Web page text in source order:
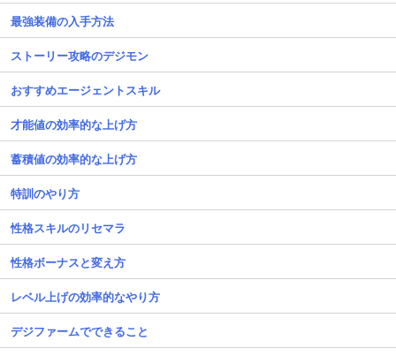
最強装備の入手方法
ストーリー攻略のデジモン
おすすめエージェントスキル
才能値の効率的な上げ方
蓄積値の効率的な上げ方
特訓のやり方
性格スキルのリセマラ
性格ボーナスと変え方
レベル上げの効率的なやり方
デジファームでできること